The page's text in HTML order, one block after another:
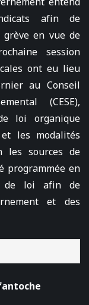
afin de
en vue de
session
ont eu lieu
au Conseil
(CESE),
loi organique
les modalités
les sources de
programmée en
de loi afin de
et des